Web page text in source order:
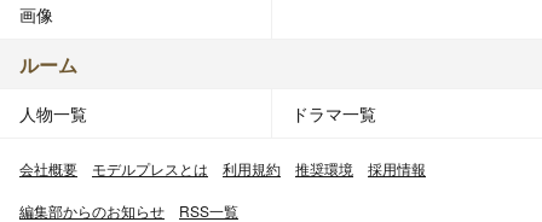
画像
ルーム
人物一覧 ドラマ一覧
会社概要 モデルプレスとは 利用規約 推奨環境 採用情報
編集部からのお知らせ RSS一覧